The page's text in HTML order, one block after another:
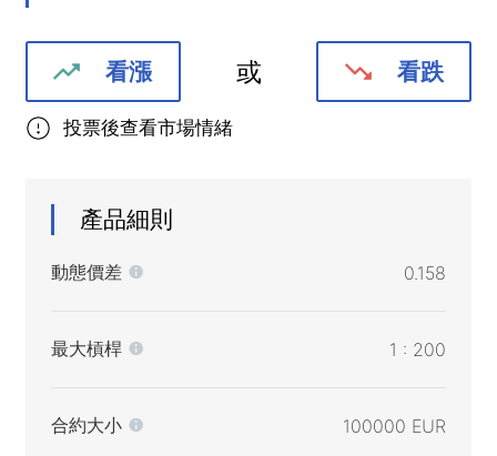
看漲 或 看跌
投票後查看市場情緒
產品細則
動態價差 0.158
最大槓桿 1 : 200
合約大小 100000 EUR